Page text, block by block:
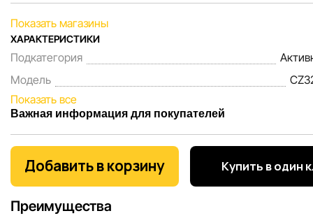
Показать магазины
ХАРАКТЕРИСТИКИ
Подкатегория
Модель
Показать все
Важная информация для покупателей
Мы, команда сети магазинов Sportlandia, ценим доверие
покупателей. Каждый день мы работаем над тем, чтобы
информация о товарах и услугах, представленная на
обеспечить вас достоверной информацией, чтобы вы
Добавить в корзину Купить в один
Преимущества